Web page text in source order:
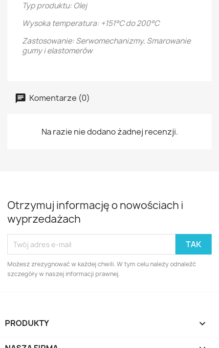
Typ produktu: Olej
Wysoka temperatura: +151°C do 200°C
Zastosowanie: Serwomechanizmy, Smarowanie
gumy i elastomerów
Komentarze (0)
Na razie nie dodano żadnej recenzji.
Otrzymuj informację o nowościach i
wyprzedażach
Możesz zrezygnować w każdej chwili. W tym celu należy odnaleźć
szczegóły w naszej informacji prawnej.
PRODUKTY 